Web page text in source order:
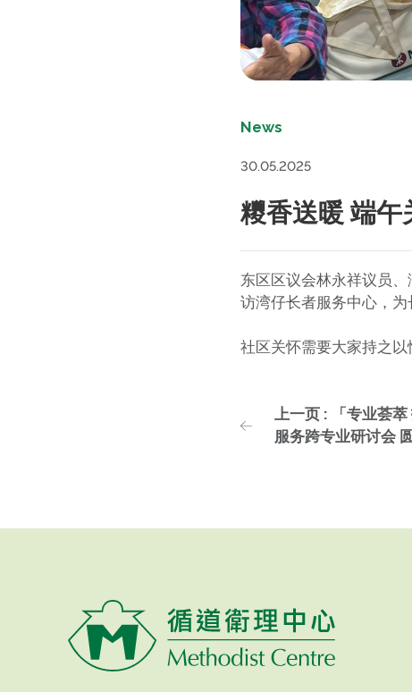
News
30.05.2025
糭香送暖 端午
东区区议会林永祥议员
访湾仔长者服务中心，为
社区关怀需要大家持之以
上一页 : 「专业荟
服务跨专业研讨会